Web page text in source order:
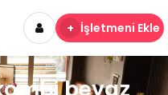
+ İşletmeni Ekle